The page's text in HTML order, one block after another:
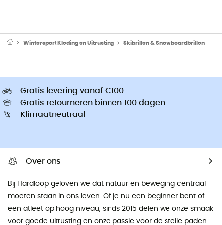
Wintersport Kleding en Uitrusting Skibrillen & Snowboardbrillen
Gratis levering vanaf €100
Gratis retourneren binnen 100 dagen
Klimaatneutraal
Over ons
Bij Hardloop geloven we dat natuur en beweging centraal
moeten staan ​​in ons leven. Of je nu een beginner bent of
een atleet op hoog niveau, sinds 2015 delen we onze smaak
voor goede uitrusting en onze passie voor de steile paden